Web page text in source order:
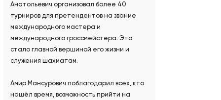
Анатольевич организовал более 40
турниров для претендентов на звание
международного мастера и
международного гроссмейстера. Это
стало главной вершиной его жизни и
служения шахматам.
Амир Мансурович поблагодарил всех, кто
нашёл время, возможность прийти на